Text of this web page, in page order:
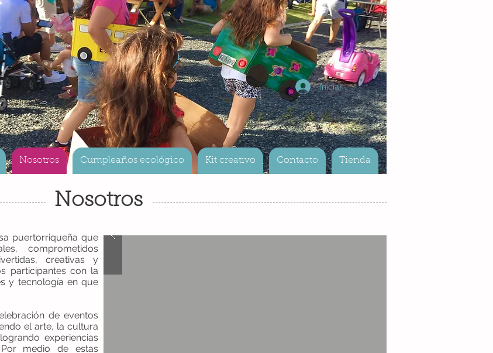
Nosotros Cumpleaños ecológico Kit creativo Contacto Tienda
Iniciar sesión
Nosotros
puertorriqueña que
comprometidos
creativas y
participantes con la
y tecnología en que
de eventos
el arte, la cultura
experiencias
medio de estas